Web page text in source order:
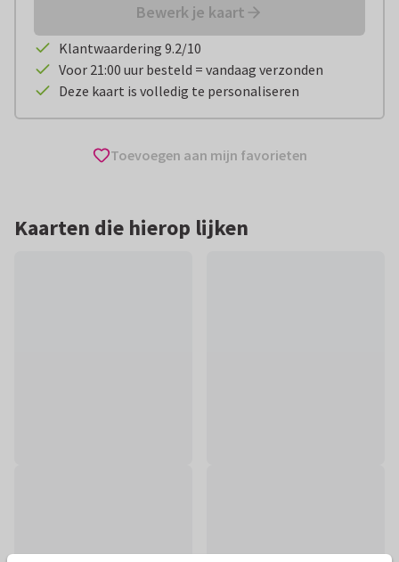
Bewerk je kaart
Klantwaardering 9.2/10
Voor 21:00 uur besteld = vandaag verzonden
Deze kaart is volledig te personaliseren
Toevoegen aan mijn favorieten
Kaarten die hierop lijken